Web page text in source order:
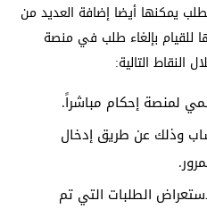
يمكنها أيضا إضافة العديد من
للقيام بإلغاء طلب في منصة
التالية:
لمنصة إحكام مباشراً.
وذلك عن طريق إدخال
الطلبات التي تم